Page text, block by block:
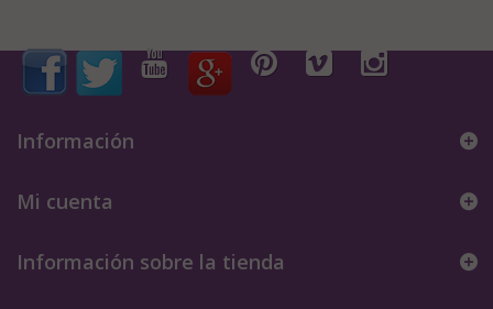
Información
Mi cuenta
Información sobre la tienda